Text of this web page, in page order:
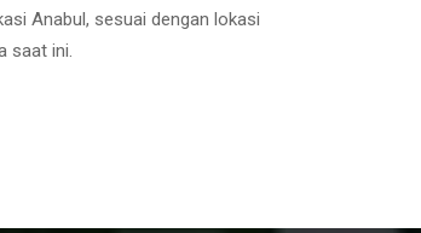
Anabul, sesuai dengan lokasi
saat ini.